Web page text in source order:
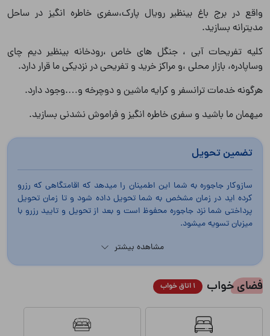
واقع در برج باغ بینظیر رویال پارک،سفری خاطره انگیز در ساحل
مدیترانه بسازید.
کلیه تفریحات آبی ، جنگل های خاص ،رودخانه بینظیر دیم چای
وساپادره، بازار محلی ،و مراکز خرید و تفریحی در نزدیکی ما قرار دارد.
هرگونه خدمات ترانسفر و کرایه ماشین و دوچرخه و….وجود دارد.
میهمان ما باشید و سفری خاطره انگیز و فراموش نشدنی بسازید.
تضمین تحویل
سازوکار جاجوره به شما این اطمینان را میدهد که اقامتگاهی که رزرو
کرده اید در زمان مشخص به شما تحویل داده شود و تا زمان تحویل
پرداختی شما نزد جاجوره محفوظ است و بعد از تحویل و تایید رزرو با
میزبان تسویه میشود.
مشاهده بیشتر
فضای خواب 1 اتاق خواب